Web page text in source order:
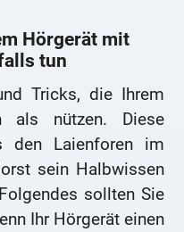
Hörgerät mit
tun
Tricks, die Ihrem
als nützen. Diese
den Laienforen im
sein Halbwissen
sollten Sie
Ihr Hörgerät einen